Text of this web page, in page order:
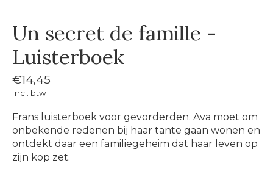
Un secret de famille -
Luisterboek
€14,45
Incl. btw
Frans luisterboek voor gevorderden. Ava moet om
onbekende redenen bij haar tante gaan wonen en
ontdekt daar een familiegeheim dat haar leven op
zijn kop zet.